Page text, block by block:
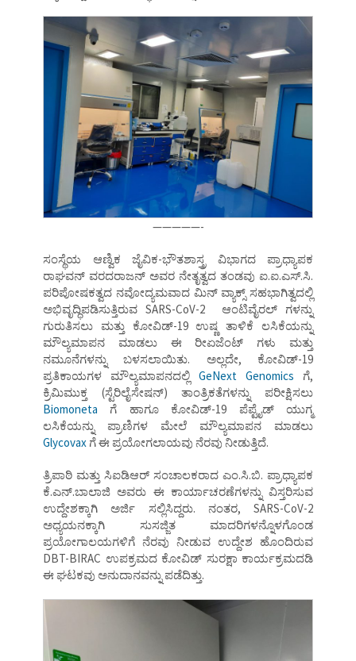
—————-
ಸಂಸ್ಥೆಯ ಆಣ್ವಿಕ ಜೈವಿಕ-ಭೌತಶಾಸ್ತ್ರ ವಿಭಾಗದ ಪ್ರಾಧ್ಯಾಪಕ
ರಾಘವನ್ ವರದರಾಜನ್ ಅವರ ನೇತೃತ್ವದ ತಂಡವು ಐ.ಐ.ಎಸ್.ಸಿ.
ಪರಿಪೋಷಕತ್ವದ ನವೋದ್ಯಮವಾದ ಮಿನ್ ವ್ಯಾಕ್ಸ್ ಸಹಭಾಗಿತ್ವದಲ್ಲಿ
ಅಭಿವೃದ್ಧಿಪಡಿಸುತ್ತಿರುವ SARS-CoV-2 ಆಂಟಿವೈರಲ್ ಗಳನ್ನು
ಗುರುತಿಸಲು ಮತ್ತು ಕೋವಿಡ್-19 ಉಷ್ಣ ತಾಳಿಕೆ ಲಸಿಕೆಯನ್ನು
ಮೌಲ್ಯಮಾಪನ ಮಾಡಲು ಈ ರೀಏಜೆಂಟ್ ಗಳು ಮತ್ತು
ನಮೂನೆಗಳನ್ನು ಬಳಸಲಾಯಿತು. ಅಲ್ಲದೇ, ಕೋವಿಡ್-19
ಪ್ರತಿಕಾಯಗಳ ಮೌಲ್ಯಮಾಪನದಲ್ಲಿ GeNext Genomics ಗೆ,
ಕ್ರಿಮಿಮುಕ್ತ (ಸ್ಟೆರಿಲೈಸೇಷನ್) ತಾಂತ್ರಿಕತೆಗಳನ್ನು ಪರೀಕ್ಷಿಸಲು
Biomoneta ಗೆ ಹಾಗೂ ಕೋವಿಡ್-19 ಪೆಪ್ಟೈಡ್ ಯುಗ್ಮ
ಲಸಿಕೆಯನ್ನು ಪ್ರಾಣಿಗಳ ಮೇಲೆ ಮೌಲ್ಯಮಾಪನ ಮಾಡಲು
Glycovax ಗೆ ಈ ಪ್ರಯೋಗಲಾಯವು ನೆರವು ನೀಡುತ್ತಿದೆ.
ತ್ರಿಪಾಠಿ ಮತ್ತು ಸಿಐಡಿಆರ್ ಸಂಚಾಲಕರಾದ ಎಂ.ಸಿ.ಬಿ. ಪ್ರಾಧ್ಯಾಪಕ
ಕೆ.ಎನ್.ಬಾಲಾಜಿ ಅವರು ಈ ಕಾರ್ಯಾಚರಣೆಗಳನ್ನು ವಿಸ್ತರಿಸುವ
ಉದ್ದೇಶಕ್ಕಾಗಿ ಅರ್ಜಿ ಸಲ್ಲಿಸಿದ್ದರು. ನಂತರ, SARS-CoV-2
ಅಧ್ಯಯನಕ್ಕಾಗಿ ಸುಸಜ್ಜಿತ ಮಾದರಿಗಳನ್ನೊಳಗೊಂಡ
ಪ್ರಯೋಗಾಲಯಗಳಿಗೆ ನೆರವು ನೀಡುವ ಉದ್ದೇಶ ಹೊಂದಿರುವ
DBT-BIRAC ಉಪಕ್ರಮದ ಕೋವಿಡ್ ಸುರಕ್ಷಾ ಕಾರ್ಯಕ್ರಮದಡಿ
ಈ ಘಟಕವು ಅನುದಾನವನ್ನು ಪಡೆದಿತ್ತು.